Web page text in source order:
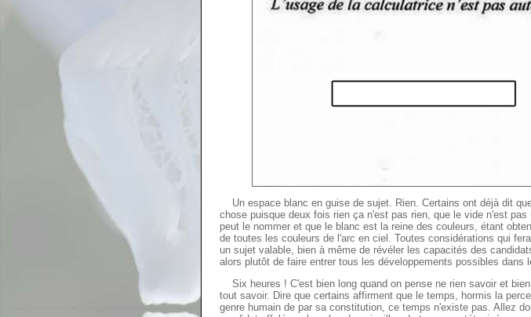
Un espace blanc en guise de sujet. Rien. Certains ont déjà dit
chose puisque deux fois rien ça n'est pas rien, que le vide n'est pas
peut le nommer et que le blanc est la reine des couleurs, étant
de toutes les couleurs de l'arc en ciel. Toutes considérations qui
un sujet valable, bien à même de révéler les capacités des
alors plutôt de faire entrer tous les développements possibles dans
Six heures ! C'est bien long quand on pense ne rien savoir et
tout savoir. Dire que certains affirment que le temps, hormis la
genre humain de par sa constitution, ce temps n'existe pas. Allez